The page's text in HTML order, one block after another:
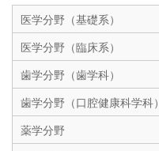
医学分野（基礎系）
医学分野（臨床系）
歯学分野（歯学科）
歯学分野（口腔健康科学科）
薬学分野